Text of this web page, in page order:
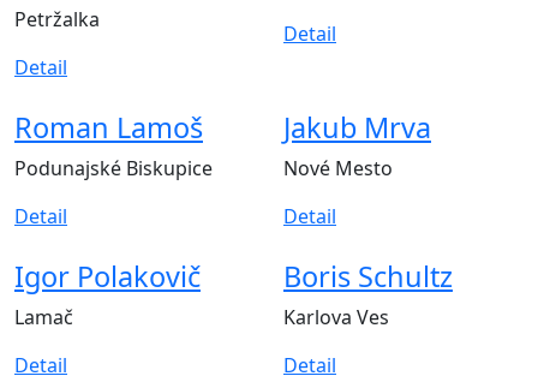
Petržalka
Detail
Detail
Roman Lamoš
Podunajské Biskupice
Detail
Jakub Mrva
Nové Mesto
Detail
Igor Polakovič
Lamač
Detail
Boris Schultz
Karlova Ves
Detail